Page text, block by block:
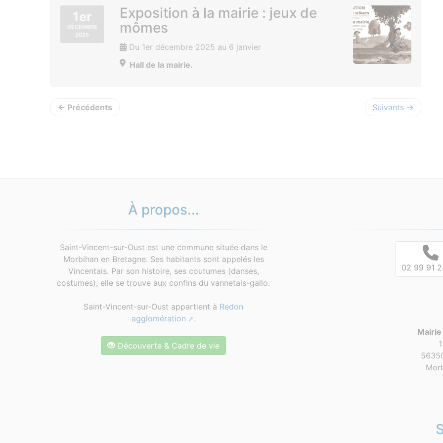
1er
DÉCEMBRE
2025
Exposition à la mairie : jeux de
mômes
Du 1er décembre 2025 au 6 janvier
Hall de la mairie.
← Précédents Suivants →
À propos...
Saint-Vincent-sur-Oust est une commune située dans le
Morbihan en Bretagne. Ses habitants sont appelés les
Vincentais. Par son histoire, ses coutumes (danses,
costumes), elle se trouve aux confins du vannetais-gallo.
Saint-Vincent-sur-Oust appartient à Redon
agglomération
.
Découverte & Cadre de vie
02 99 91